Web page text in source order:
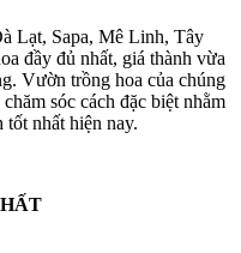
Lạt, Sapa, Mê Linh, Tây
đầy đủ nhất, giá thành vừa
Vườn trồng hoa của chúng
sóc cách đặc biệt nhằm
tốt nhất hiện nay.